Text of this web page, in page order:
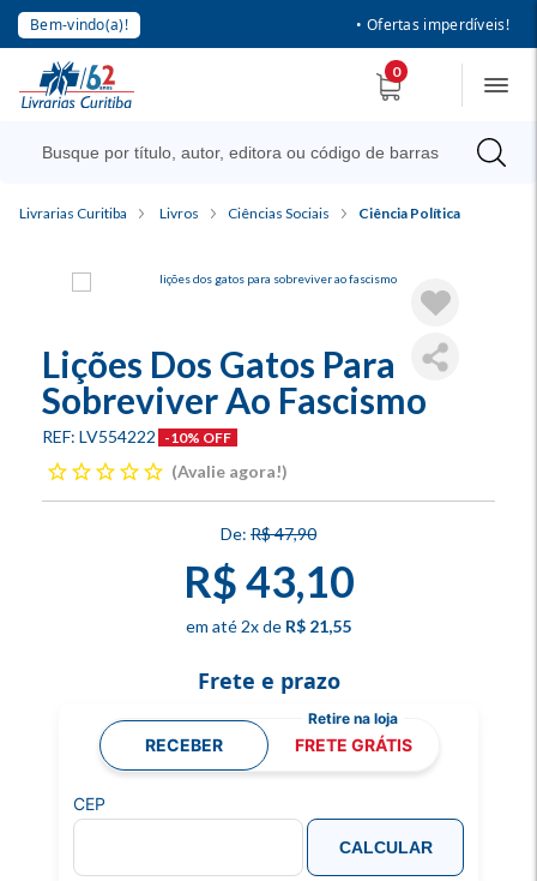
Bem-vindo(a)! • Ofertas imperdíveis!
0
Livrarias Curitiba Livros Ciências Sociais Ciência Política
Lições Dos Gatos Para
Sobreviver Ao Fascismo
LV554222 -10% OFF
Avalie agora!
R$ 47,90
R$ 43,10
2x R$ 21,55
Frete e prazo
RECEBER FRETE GRÁTIS
CEP
CALCULAR